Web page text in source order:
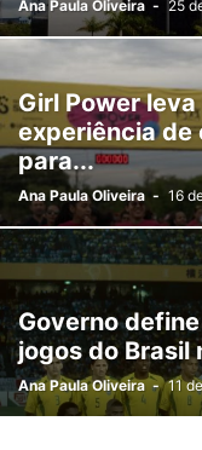
FILMES FOREX NEWS
GOVERNO IMPOSTOS
JOGOS ONLINE
MINAS GERAIS
OUTROS DESTAQUES
SAÚDE SEGURANÇA
Ana Paula Oliveira - 25
Girl Power
experiência de
para...
Ana Paula Oliveira - 16
Governo
jogos do Brasil
Ana Paula Oliveira - 11